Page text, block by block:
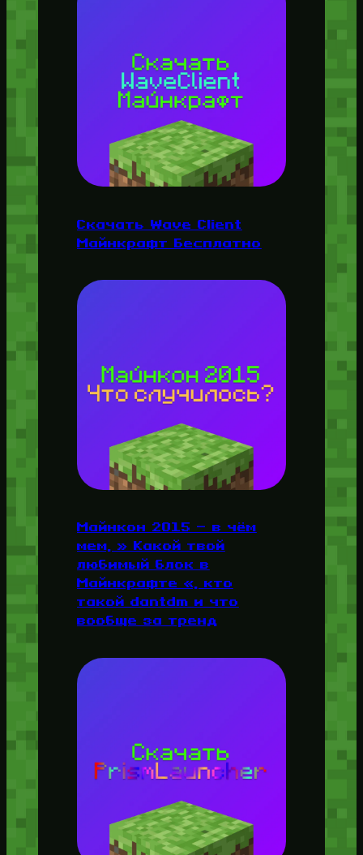
Скачать Wave Client
Майнкрафт Бесплатно
Майнкон 2015 — в чём
мем, » Какой твой
любимый блок в
Майнкрафте «, кто
такой dantdm и что
вообще за тренд